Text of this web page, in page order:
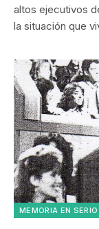
altos ejecutivos
la situación que
MEMORIA EN SERIO